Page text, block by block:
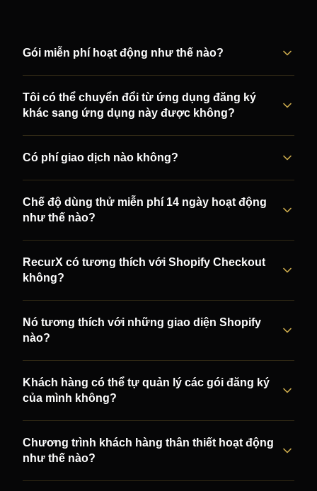
Gói miễn phí hoạt động như thế nào?
Tôi có thể chuyển đổi từ ứng dụng đăng ký
khác sang ứng dụng này được không?
Có phí giao dịch nào không?
Chế độ dùng thử miễn phí 14 ngày hoạt động
như thế nào?
RecurX có tương thích với Shopify Checkout
không?
Nó tương thích với những giao diện Shopify
nào?
Khách hàng có thể tự quản lý các gói đăng ký
của mình không?
Chương trình khách hàng thân thiết hoạt động
như thế nào?